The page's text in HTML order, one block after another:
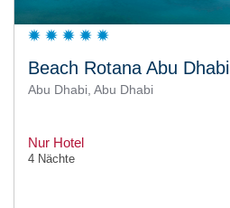
Beach Rotana Abu Dhabi
Abu Dhabi, Abu Dhabi
Nur Hotel
4 Nächte